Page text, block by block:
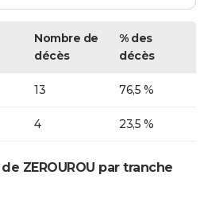
Nombre de
décès
% des
décès
13 76,5 %
4 23,5 %
ZEROUROU par tranche